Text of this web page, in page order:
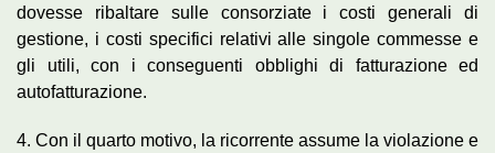
dovesse ribaltare sulle consorziate i costi generali di
gestione, i costi specifici relativi alle singole commesse e
gli utili, con i conseguenti obblighi di fatturazione ed
autofatturazione.
4. Con il quarto motivo, la ricorrente assume la violazione e